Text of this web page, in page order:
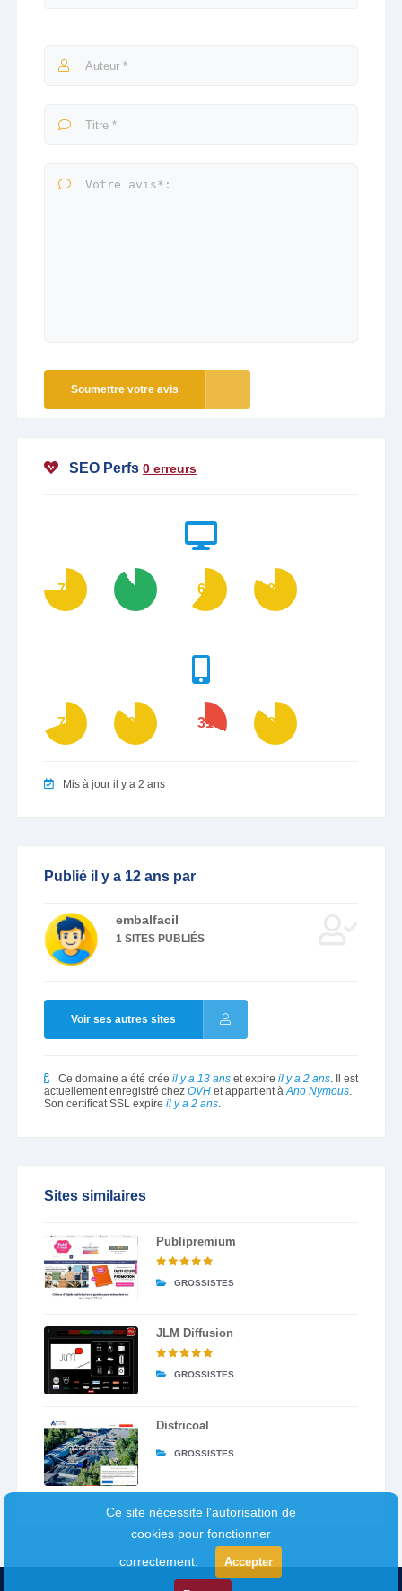
Soumettre votre avis
SEO Perfs 0 erreurs
74 91 61 83
70 86 31 86
Mis à jour il y a 2 ans
Publié il y a 12 ans par
embalfacil
1 SITES PUBLIÉS
Voir ses autres sites
Ce domaine a été crée il y a 13 anset expire il y a 2 ans. Il est
actuellement enregistré chez OVHet appartient àAno Nymous.
Son certificat SSL expire il y a 2 ans.
Sites similaires
Publipremium
GROSSISTES
JLM Diffusion
GROSSISTES
Districoal
GROSSISTES
Ce site nécessite l'autorisation de
cookies pour fonctionner
correctement.
Accepter